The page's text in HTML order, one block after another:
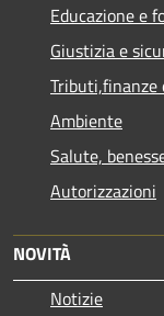
Educazione e
Giustizia e
Tributi,finanze
Ambiente
Salute,
Autorizzazioni
NOVITÀ
Notizie